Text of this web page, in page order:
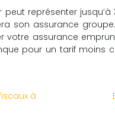
peut représenter
son assurance
assurance
pour un tarif moins
à